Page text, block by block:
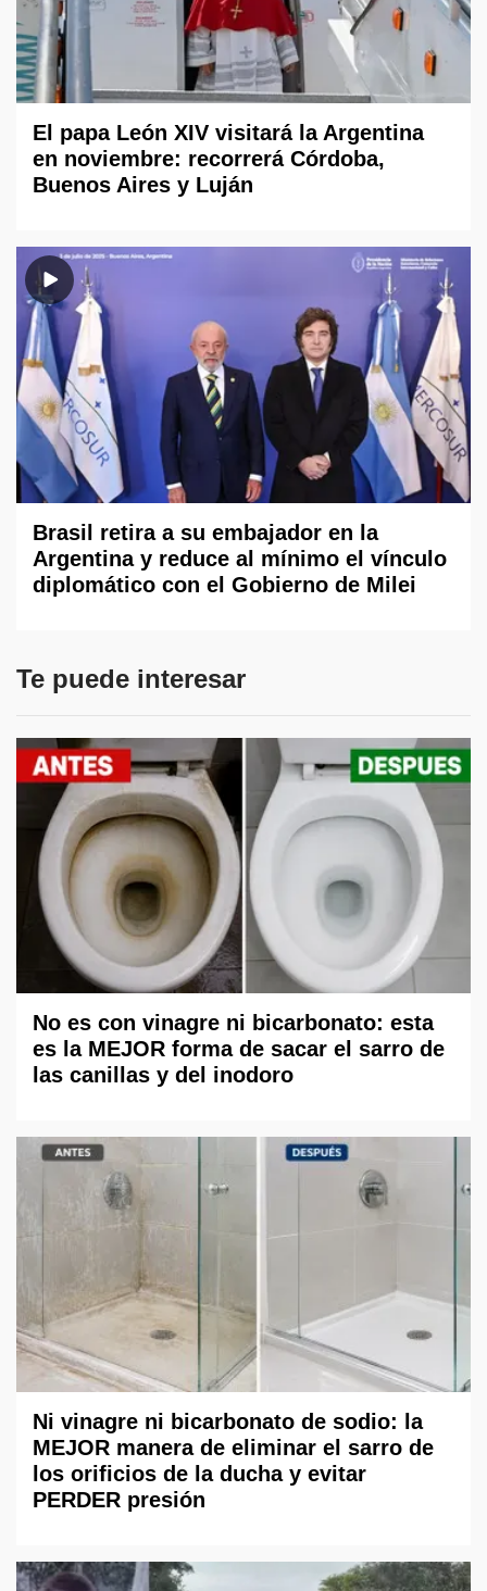
El papa León XIV visitará la Argentina
en noviembre: recorrerá Córdoba,
Buenos Aires y Luján
Brasil retira a su embajador en la
Argentina y reduce al mínimo el vínculo
diplomático con el Gobierno de Milei
Te puede interesar
No es con vinagre ni bicarbonato: esta
es la MEJOR forma de sacar el sarro de
las canillas y del inodoro
Ni vinagre ni bicarbonato de sodio: la
MEJOR manera de eliminar el sarro de
los orificios de la ducha y evitar
PERDER presión